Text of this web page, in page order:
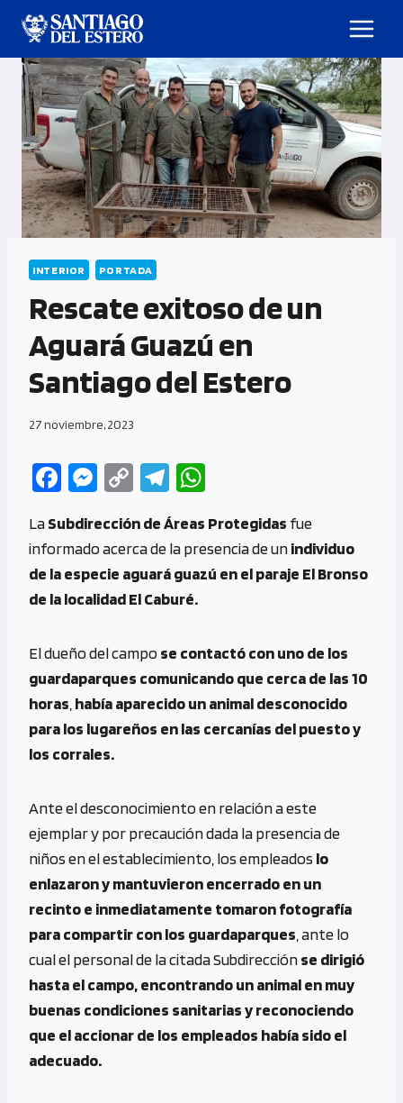
INTERIOR PORTADA
Rescate exitoso de un
Aguará Guazú en
Santiago del Estero
27 noviembre, 2023
Fa
b
o
o
M
se
n
g
C
py
Li
n
Te
gr
a
m
at
s
p
LaSubdirección de Áreas Protegidas fue
informado acerca de la presencia de unindividuo
de la especie aguará guazú en el paraje El Bronso
de la localidad El Caburé.
El dueño del campose contactó con uno de los
guardaparques comunicando que cerca de las 10
horas había aparecido un animal desconocido
para los lugareños en las cercanías del puesto y
los corrales.
Ante el desconocimiento en relación a este
ejemplar y por precaución dada la presencia de
niños en el establecimiento, los empleados lo
enlazaron y mantuvieron encerrado en un
recinto e inmediatamente tomaron fotografía
para compartir con los guardaparques , ante lo
cual el personal de la citada Subdirecciónse dirigió
hasta el campo, encontrando un animal en muy
buenas condiciones sanitarias y reconociendo
que el accionar de los empleados había sido el
adecuado.